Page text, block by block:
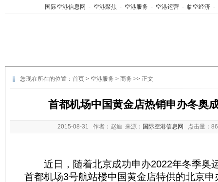
国际空港信息网 - 空港聚焦 - 空港服务 - 空港运营 - 临空经济 -
您现在所在的位置： 首页 > 空港服务 > 商务 >> 正文
首都机场中国黄金店热销申办冬奥
2015-08-31 作者：赵迪 来源： 国际空港信息网 点击量：
近日，随着北京成功申办2022年冬季奥
首都机场3号航站楼中国黄金店特供的北京